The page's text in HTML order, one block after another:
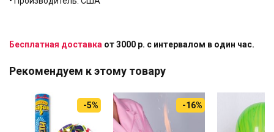
Бесплатная доставка от 3000 р. с интервалом в один час.
Рекомендуем к этому товару
-5% -16%